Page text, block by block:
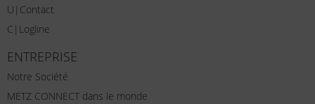
U|Contact
C|Logline
ENTREPRISE
Notre Société
METZ CONNECT dans le monde